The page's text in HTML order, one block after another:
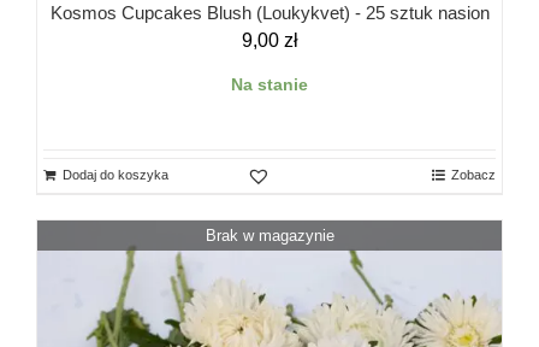
Kosmos Cupcakes Blush (Loukykvet) - 25 sztuk nasion
9,00 zł
Na stanie
Dodaj do koszyka Zobacz
Brak w magazynie